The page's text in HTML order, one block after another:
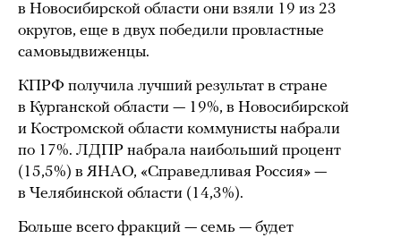
в Новосибирской области они взяли 19 из 23
округов, еще в двух победили провластные
самовыдвиженцы.
КПРФ получила лучший результат в стране
в Курганской области — 19%, в Новосибирской
и Костромской области коммунисты набрали
по 17%. ЛДПР набрала наибольший процент
(15,5%) в ЯНАО, «Справедливая Россия» —
в Челябинской области (14,3%).
Больше всего фракций — семь — будет